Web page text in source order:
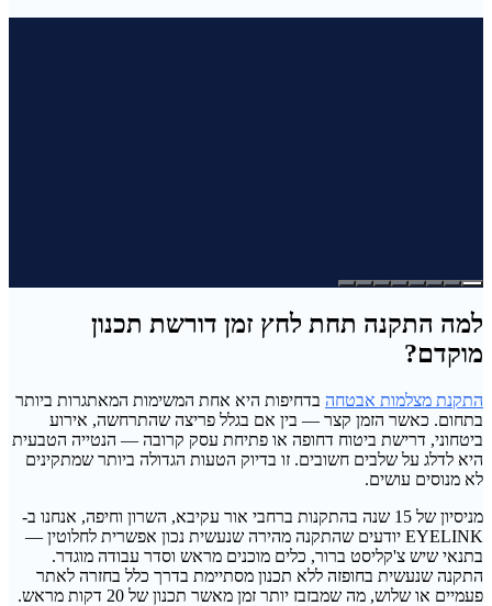
למה התקנה תחת לחץ זמן דורשת תכנון
מוקדם?
התקנת מצלמות אבטחה בדחיפות היא אחת המשימות המאתגרות ביותר
בתחום. כאשר הזמן קצר — בין אם בגלל פריצה שהתרחשה, אירוע
ביטחוני, דרישת ביטוח דחופה או פתיחת עסק קרובה — הנטייה הטבעית
היא לדלג על שלבים חשובים. זו בדיוק הטעות הגדולה ביותר שמתקינים
לא מנוסים עושים.
מניסיון של 15 שנה בהתקנות ברחבי אור עקיבא, השרון וחיפה, אנחנו ב-
EYELINK יודעים שהתקנה מהירה שנעשית נכון אפשרית לחלוטין —
בתנאי שיש צ'קליסט ברור, כלים מוכנים מראש וסדר עבודה מוגדר.
התקנה שנעשית בחופזה ללא תכנון מסתיימת בדרך כלל בחזרה לאתר
פעמיים או שלוש, מה שמבזבז יותר זמן מאשר תכנון של 20 דקות מראש.